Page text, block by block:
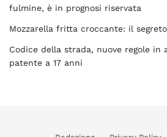
fulmine, è in prognosi riservata
Mozzarella fritta croccante: il
Codice della strada, nuove regole
patente a 17 anni